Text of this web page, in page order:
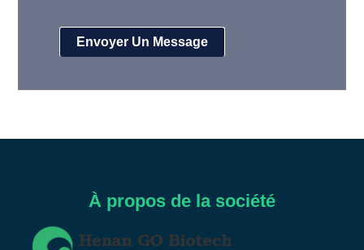
À propos de la société